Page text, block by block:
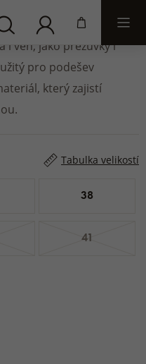
i ven, jako přezůvky i
pro podešev
který zajistí
Tabulka velikostí
38
41